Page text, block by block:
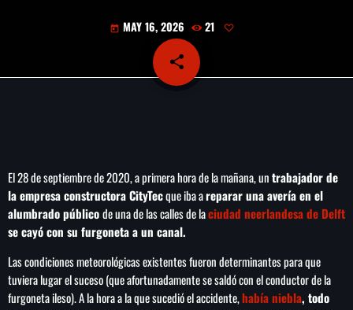
LA CAMPESINA 104.5 FM
LA CAMPESINA GEORGIA
NOTAS
PROGRAMACIÓN
LOCUCIÓN (TALENTO AL AIRE)
RANKING
COMUNÍCATE
PUBLICIDAD
today MAY 16, 2026 21
share
email
El 28 de septiembre de 2020, a primera hora de la mañana, untrabajador de
la empresa constructora CityTecque iba areparar una avería en el
alumbrado públicode una de las calles de laciudad neerlandesa de Delft
se cayó con su furgoneta a un canal.
Las condiciones meteorológicas existentes fueron determinantes para que
tuviera lugar el suceso (que afortunadamente se saldó con el conductor de la
furgoneta ileso). A la hora a la que sucedió el accidente,había niebla, todo